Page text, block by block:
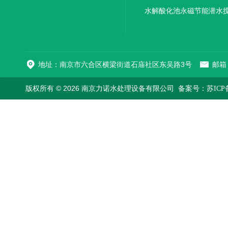
机厂家直销
水解酸化池永磁节能潜水
地址：南京市六合区横梁街道石庙社区东吴路3号 邮
版权所有 © 2026 南京力诺水处理设备有限公司 备案号：苏ICP